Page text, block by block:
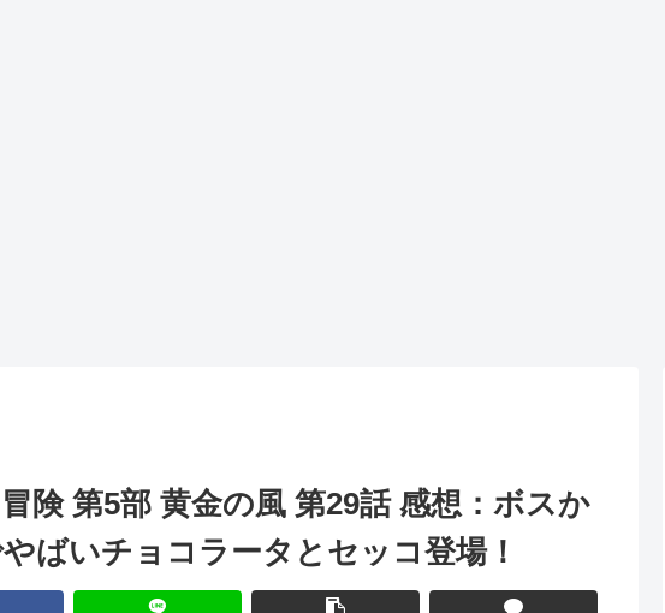
険 第5部 黄金の風 第29話 感想：ボスか
ばいチョコラータとセッコ登場！